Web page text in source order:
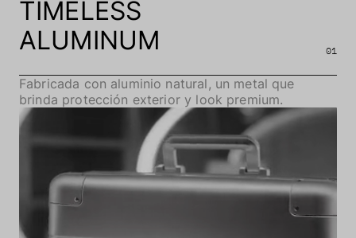
TIMELESS
ALUMINUM
01
Fabricada con aluminio natural, un metal que
brinda protección exterior y look premium.